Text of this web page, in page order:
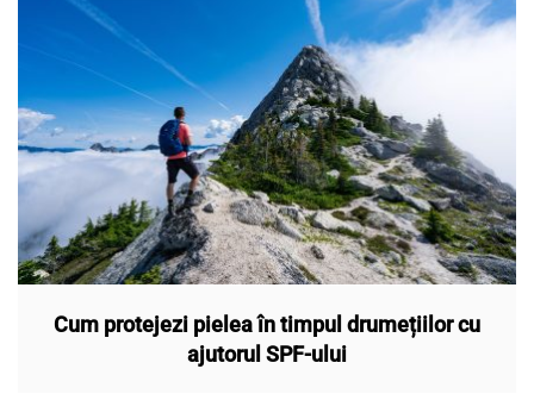
Cum protejezi pielea în timpul drumețiilor cu
ajutorul SPF-ului